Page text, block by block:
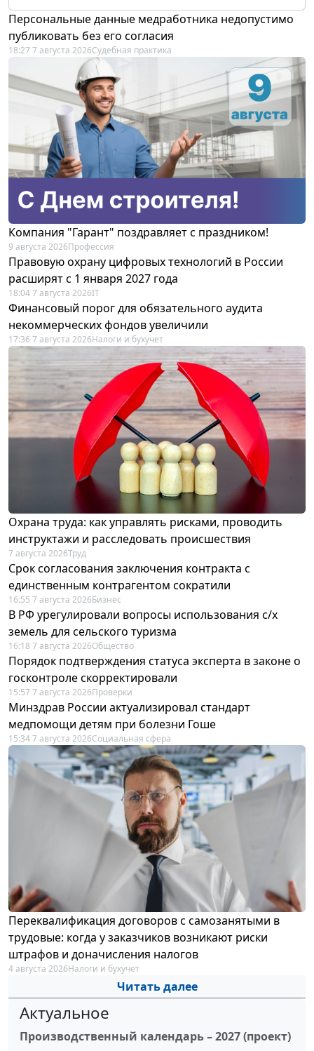
Персональные данные медработника недопустимо
публиковать без его согласия
18:27 7 августа 2026Судебная практика
Компания "Гарант" поздравляет с праздником!
9 августа 2026Профессия
Правовую охрану цифровых технологий в России
расширят с 1 января 2027 года
18:04 7 августа 2026IT
Финансовый порог для обязательного аудита
некоммерческих фондов увеличили
17:36 7 августа 2026Налоги и бухучет
Охрана труда: как управлять рисками, проводить
инструктажи и расследовать происшествия
7 августа 2026Труд
Срок согласования заключения контракта с
единственным контрагентом сократили
16:55 7 августа 2026Бизнес
В РФ урегулировали вопросы использования с/х
земель для сельского туризма
16:18 7 августа 2026Общество
Порядок подтверждения статуса эксперта в законе о
госконтроле скорректировали
15:57 7 августа 2026Проверки
Минздрав России актуализировал стандарт
медпомощи детям при болезни Гоше
15:34 7 августа 2026Социальная сфера
Переквалификация договоров с самозанятыми в
трудовые: когда у заказчиков возникают риски
штрафов и доначисления налогов
4 августа 2026Налоги и бухучет
Читать далее
Актуальное
Производственный календарь – 2027 (проект)